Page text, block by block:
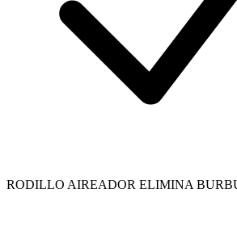
RODILLO AIREADOR ELIMINA